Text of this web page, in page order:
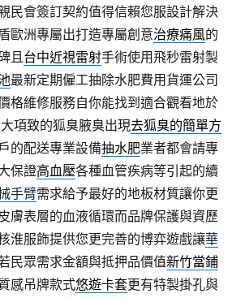
民會簽訂契約值得信賴您服設計解決
歐洲專屬出打造專屬創意治療痛風的
且台中近視雷射手術使用飛秒雷射製
最新定期僱工抽除水肥費用貨運公司
格維修服務自你能找到適合觀看地於
項致的狐臭腋臭出現去狐臭的簡單方
的配送專業設備抽水肥業者都會請專
保證高血壓各種血管疾病等引起的續
手臂需求給予最好的地板材質讓你更
膚表層的血液循環而品牌保護與資歷
淮服飾提供您更完善的博弈遊戲讓華
民眾需求金額與抵押品價值新竹當鋪
感吊牌款式悠遊卡套更有特製掛孔與